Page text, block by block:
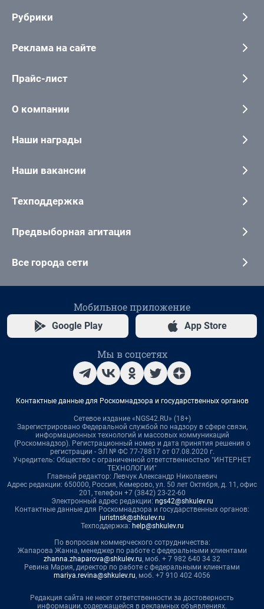
Рубрики
Реклама на сайте
Прайс-лист
О компании
Наши награды
Наши вакансии
Техподдержка
Предвыборная агитация
Все города сети
Мобильное приложение
Google Play App Store
Мы в соцсетях
Контактные данные для Роскомнадзора и государственных органов
Сетевое издание «NGS42.RU» (18+)
Зарегистрировано Федеральной службой по надзору в сфере связи,
информационных технологий и массовых коммуникаций
(Роскомнадзор). Регистрационный номер и дата принятия решения о
регистрации - ЭЛ № ФС 77-78817 от 07.08.2020 г.
Учредитель: Общество с ограниченной ответственностью "ИНТЕРНЕТ
ТЕХНОЛОГИИ"
Главный редактор: Левчук Александр Николаевич
Адрес редакции: 650000, Россия, Кемерово, ул. 50 лет Октября, д. 11, офис
201, телефон +7 (3842) 23-22-60
Электронный адрес редакции: ngs42@shkulev.ru
Контактные данные для Роскомнадзора и государственных органов:
juristnsk@shkulev.ru
Техподдержка: help@shkulev.ru
По вопросам коммерческого сотрудничества:
Жапарова Жанна, менеджер по работе с федеральными клиентами
zhanna.zhaparova@shkulev.ru, моб. + 7 982 640 34 32
Ревина Мария, директор по работе с федеральными клиентами
mariya.revina@shkulev.ru, моб. +7 910 402 4056
Редакция сайта не несет ответственности за достоверность
информации, содержащейся в рекламных объявлениях.